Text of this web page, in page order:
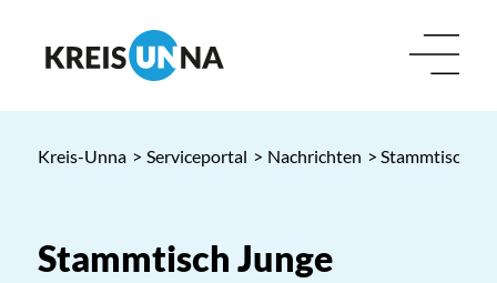
Kreis-Unna > Serviceportal > Nachrichten > Stammtisch
Stammtisch Junge